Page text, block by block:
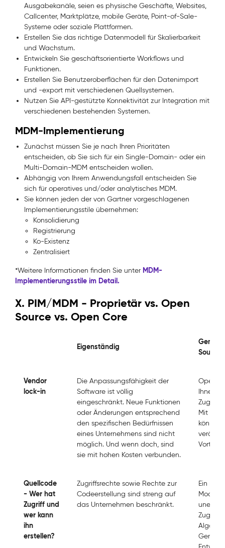
Ausgabekanäle, seien es physische Geschäfte, Websites,
Callcenter, Marktplätze, mobile Geräte, Point-of-Sale-
Systeme oder soziale Plattformen.
Erstellen Sie das richtige Datenmodell für Skalierbarkeit
und Wachstum.
Entwickeln Sie geschäftsorientierte Workflows und
Funktionen.
Erstellen Sie Benutzeroberflächen für den Datenimport
und -export mit verschiedenen Quellsystemen.
Nutzen Sie API-gestützte Konnektivität zur Integration mit
verschiedenen bestehenden Systemen.
MDM-Implementierung
Zunächst müssen Sie je nach Ihren Prioritäten
entscheiden, ob Sie sich für ein Single-Domain- oder ein
Multi-Domain-MDM entscheiden wollen.
Abhängig von Ihrem Anwendungsfall entscheiden Sie
sich für operatives und/oder analytisches MDM.
Sie können jeden der von Gartner vorgeschlagenen
Implementierungsstile übernehmen:
Konsolidierung
Registrierung
Ko-Existenz
Zentralisiert
*Weitere Informationen finden Sie unter MDM-
Implementierungsstile im Detail.
X. PIM/MDM - Proprietär vs. Open
Source vs. Open Core
Eigenständig
Source
Vendor
lock-in
Die Anpassungsfähigkeit der
Software ist völlig
eingeschränkt. Neue Funktionen
oder Änderungen entsprechend
den spezifischen Bedürfnissen
eines Unternehmens sind nicht
möglich. Und wenn doch, sind
sie mit hohen Kosten verbunden.
Open-
Ihnen
Zugriff
Mit
können
Vorteil
Quellcode
- Wer hat
Zugriff und
wer kann
ihn
erstellen?
Zugriffsrechte sowie Rechte zur
Codeerstellung sind streng auf
das Unternehmen beschränkt.
Ein
Modell
Zugang